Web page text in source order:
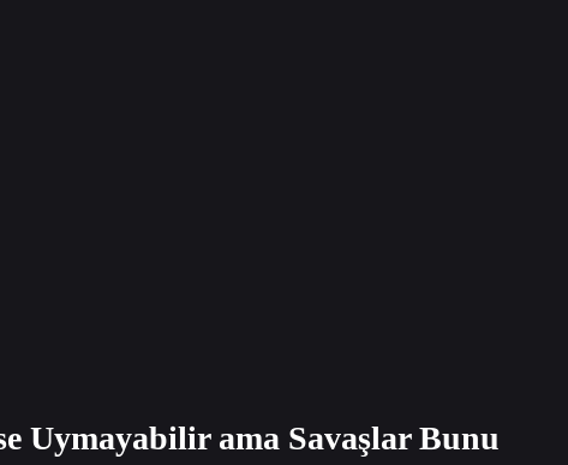
Uymayabilir ama Savaşlar Bunu